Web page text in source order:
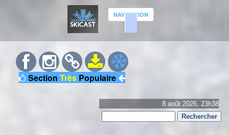
Aller
au
contenu
principal
NAVIGATION
Section Très Populaire
8 août 2026, 23h38